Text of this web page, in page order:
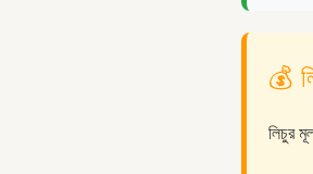
💰
লিচুর